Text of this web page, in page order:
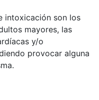
intoxicación son los
mayores, las
y/o
provocar alguna